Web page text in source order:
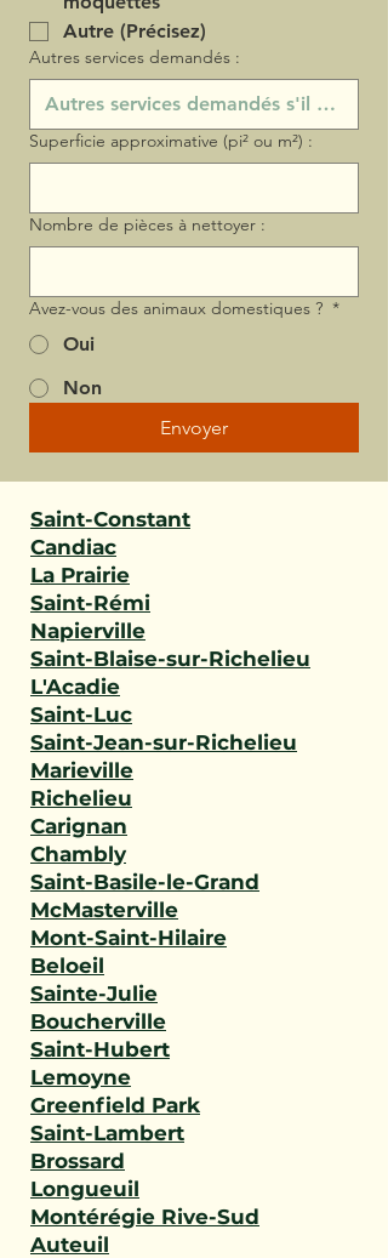
Autre (Précisez)
Autres services demandés :
Superficie approximative (pi² ou m²) :
Nombre de pièces à nettoyer :
Avez-vous des animaux domestiques ? *
Oui
Non
Envoyer
Saint-Constant
Candiac
La Prairie
Saint-Rémi
Napierville
Saint-Blaise-sur-Richelieu
L'Acadie
Saint-Luc
Saint-Jean-sur-Richelieu
Marieville
Richelieu
Carignan
Chambly
Saint-Basile-le-Grand
McMasterville
Mont-Saint-Hilaire
Beloeil
Sainte-Julie
Boucherville
Saint-Hubert
Lemoyne
Greenfield Park
Saint-Lambert
Brossard
Longueuil
Montérégie Rive-Sud
Auteuil